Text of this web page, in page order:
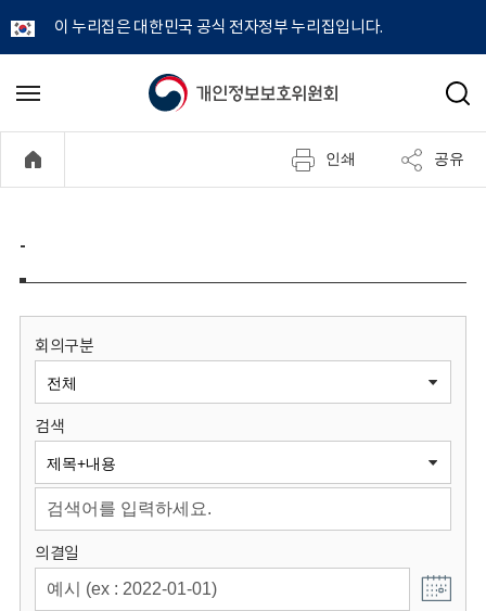
이 누리집은 대한민국 공식 전자정부 누리집입니다.
개
정
보
원
회
메
기
검
인쇄 공유
-
회의구분
검색
의결일